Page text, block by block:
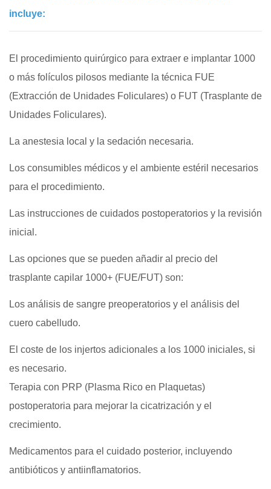
incluye:
El procedimiento quirúrgico para extraer e implantar 1000
o más folículos pilosos mediante la técnica FUE
(Extracción de Unidades Foliculares) o FUT (Trasplante de
Unidades Foliculares).
La anestesia local y la sedación necesaria.
Los consumibles médicos y el ambiente estéril necesarios
para el procedimiento.
Las instrucciones de cuidados postoperatorios y la revisión
inicial.
Las opciones que se pueden añadir al precio del
trasplante capilar 1000+ (FUE/FUT) son:
Los análisis de sangre preoperatorios y el análisis del
cuero cabelludo.
El coste de los injertos adicionales a los 1000 iniciales, si
es necesario.
Terapia con PRP (Plasma Rico en Plaquetas)
postoperatoria para mejorar la cicatrización y el
crecimiento.
Medicamentos para el cuidado posterior, incluyendo
antibióticos y antiinflamatorios.